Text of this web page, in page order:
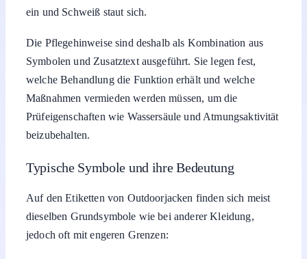
ein und Schweiß staut sich.
Die Pflegehinweise sind deshalb als Kombination aus
Symbolen und Zusatztext ausgeführt. Sie legen fest,
welche Behandlung die Funktion erhält und welche
Maßnahmen vermieden werden müssen, um die
Prüfeigenschaften wie Wassersäule und Atmungsaktivität
beizubehalten.
Typische Symbole und ihre Bedeutung
Auf den Etiketten von Outdoorjacken finden sich meist
dieselben Grundsymbole wie bei anderer Kleidung,
jedoch oft mit engeren Grenzen: